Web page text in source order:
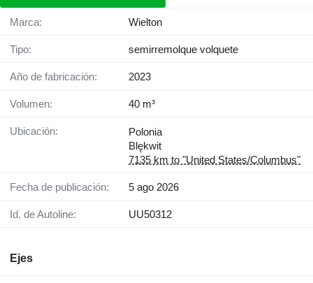
Marca: Wielton
Tipo: semirremolque volquete
Año de fabricación: 2023
Volumen: 40 m³
Ubicación:
Polonia
Blękwit
7135 km to "United States/Columbus"
Fecha de publicación: 5 ago 2026
Id. de Autoline: UU50312
Ejes